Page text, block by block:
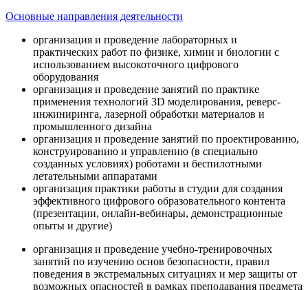
Основные направления деятельности
организация и проведение лабораторных и
практических работ по физике, химии и биологии с
использованием высокоточного цифрового
оборудования
организация и проведение занятий по практике
применения технологий 3D моделирования, реверс-
инжиниринга, лазерной обработки материалов и
промышленного дизайна
организация и проведение занятий по проектированию,
конструированию и управлению (в специально
созданных условиях) роботами и беспилотными
летательными аппаратами
организация практики работы в студии для создания
эффективного цифрового образовательного контента
(презентации, онлайн-вебинары, демонстрационные
опыты и другие)
организация и проведение учебно-тренировочных
занятий по изучению основ безопасности, правил
поведения в экстремальных ситуациях и мер защиты от
возможных опасностей в рамках преподавания предмета